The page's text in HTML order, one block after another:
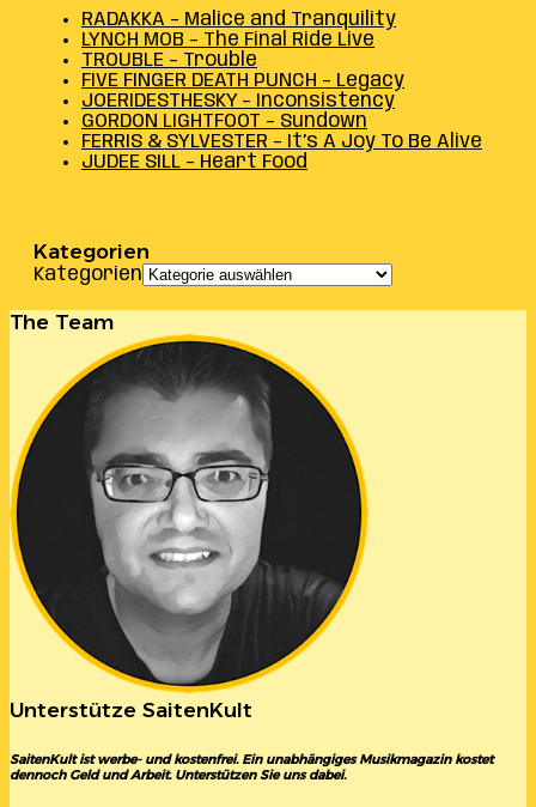
RADAKKA – Malice and Tranquility
LYNCH MOB – The Final Ride Live
TROUBLE – Trouble
FIVE FINGER DEATH PUNCH – Legacy
JOERIDESTHESKY – Inconsistency
GORDON LIGHTFOOT – Sundown
FERRIS & SYLVESTER – It’s A Joy To Be Alive
JUDEE SILL – Heart Food
Kategorien
Kategorien
The Team
Unterstütze SaitenKult
SaitenKult ist werbe- und kostenfrei. Ein unabhängiges Musikmagazin kostet
dennoch Geld und Arbeit. Unterstützen Sie uns dabei.